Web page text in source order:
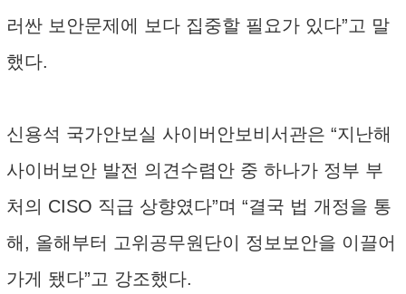
러싼 보안문제에 보다 집중할 필요가 있다”고 말
했다.
신용석 국가안보실 사이버안보비서관은 “지난해
사이버보안 발전 의견수렴안 중 하나가 정부 부
처의 CISO 직급 상향였다”며 “결국 법 개정을 통
해, 올해부터 고위공무원단이 정보보안을 이끌어
가게 됐다”고 강조했다.